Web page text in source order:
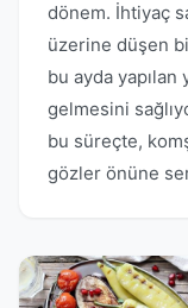
dönem. İhtiyaç
üzerine düşen
bu ayda yapılan
gelmesini
bu süreçte,
gözler önüne